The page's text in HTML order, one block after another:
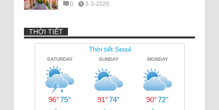
0 3-3-2026
THỜI TIẾT